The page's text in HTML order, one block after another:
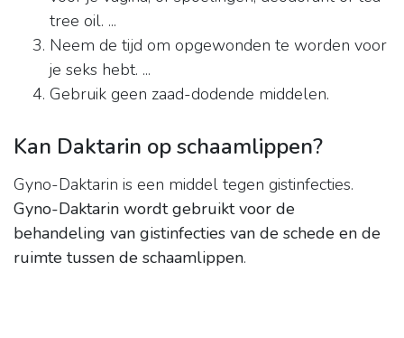
tree oil. ...
Neem de tijd om opgewonden te worden voor
je seks hebt. ...
Gebruik geen zaad-dodende middelen.
Kan Daktarin op schaamlippen?
Gyno-Daktarin is een middel tegen gistinfecties.
Gyno-Daktarin wordt gebruikt voor de
behandeling van gistinfecties van de schede en de
ruimte tussen de schaamlippen.